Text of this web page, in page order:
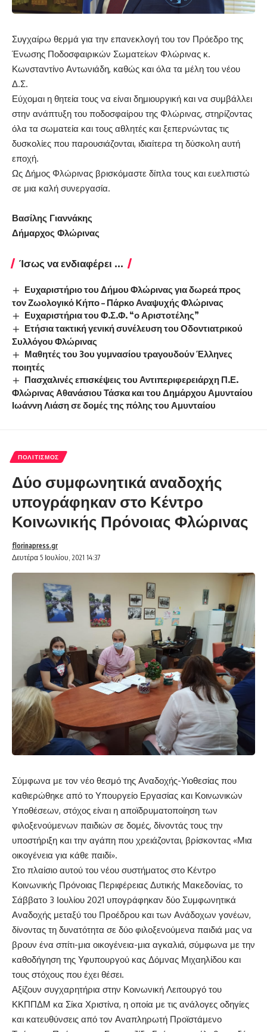
Συγχαίρω θερμά για την επανεκλογή του τον Πρόεδρο της
Ένωσης Ποδοσφαιρικών Σωματείων Φλώρινας κ.
Κωνσταντίνο Αντωνιάδη, καθώς και όλα τα μέλη του νέου
Δ.Σ.
Εύχομαι η θητεία τους να είναι δημιουργική και να συμβάλλει
στην ανάπτυξη του ποδοσφαίρου της Φλώρινας, στηρίζοντας
όλα τα σωματεία και τους αθλητές και ξεπερνώντας τις
δυσκολίες που παρουσιάζονται, ιδιαίτερα τη δύσκολη αυτή
εποχή.
Ως Δήμος Φλώρινας βρισκόμαστε δίπλα τους και ευελπιστώ
σε μια καλή συνεργασία.
Βασίλης Γιαννάκης
Δήμαρχος Φλώρινας
Ίσως να ενδιαφέρει ...
Ευχαριστήριο του Δήμου Φλώρινας για δωρεά προς
τον Ζωολογικό Κήπο – Πάρκο Αναψυχής Φλώρινας
Ευχαριστήρια του Φ.Σ.Φ. “ο Αριστοτέλης”
Ετήσια τακτική γενική συνέλευση του Οδοντιατρικού
Συλλόγου Φλώρινας
Μαθητές του 3ου γυμνασίου τραγουδούν Έλληνες
ποιητές
Πασχαλινές επισκέψεις του Αντιπεριφερειάρχη Π.Ε.
Φλώρινας Αθανάσιου Τάσκα και του Δημάρχου Αμυνταίου
Ιωάννη Λιάση σε δομές της πόλης του Αμυνταίου
ΠΟΛΙΤΙΣΜΌΣ
Δύο συμφωνητικά αναδοχής
υπογράφηκαν στο Κέντρο
Κοινωνικής Πρόνοιας Φλώρινας
Δευτέρα 5 Ιουλίου, 2021 14:37
florinapress.gr
Σύμφωνα με τον νέο θεσμό της Αναδοχής-Υιοθεσίας που
καθιερώθηκε από το Υπουργείο Εργασίας και Κοινωνικών
Υποθέσεων, στόχος είναι η αποϊδρυματοποίηση των
φιλοξενούμενων παιδιών σε δομές, δίνοντάς τους την
υποστήριξη και την αγάπη που χρειάζονται, βρίσκοντας «Μια
οικογένεια για κάθε παιδί».
Στο πλαίσιο αυτού του νέου συστήματος στο Κέντρο
Κοινωνικής Πρόνοιας Περιφέρειας Δυτικής Μακεδονίας, το
Σάββατο 3 Ιουλίου 2021 υπογράφηκαν δύο Συμφωνητικά
Αναδοχής μεταξύ του Προέδρου και των Ανάδοχων γονέων,
δίνοντας τη δυνατότητα σε δύο φιλοξενούμενα παιδιά μας να
βρουν ένα σπίτι-μια οικογένεια-μια αγκαλιά, σύμφωνα με την
καθοδήγηση της Υφυπουργού κας Δόμνας Μιχαηλίδου και
τους στόχους που έχει θέσει.
Αξίζουν συγχαρητήρια στην Κοινωνική Λειτουργό του
ΚΚΠΠΔΜ κα Σίκα Χριστίνα, η οποία με τις ανάλογες οδηγίες
και κατευθύνσεις από τον Αναπληρωτή Προϊστάμενο